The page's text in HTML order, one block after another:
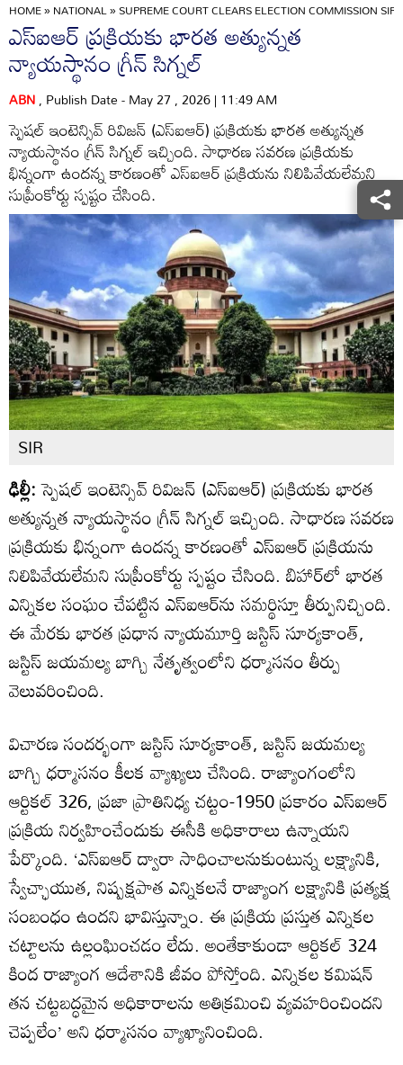
HOME»NATIONAL»SUPREME COURT CLEARS ELECTION COMMISSION SIR
ఎస్ఐఆర్ ప్రక్రియకు భారత అత్యున్నత
న్యాయస్థానం గ్రీన్ సిగ్నల్
ABN, Publish Date - May 27 , 2026 | 11:49 AM
స్పెషల్ ఇంటెన్సివ్ రివిజన్ (ఎస్ఐఆర్) ప్రక్రియకు భారత అత్యున్నత
న్యాయస్థానం గ్రీన్ సిగ్నల్ ఇచ్చింది. సాధారణ సవరణ ప్రక్రియకు
భిన్నంగా ఉందన్న కారణంతో ఎస్ఐఆర్ ప్రక్రియను నిలిపివేయలేమని
సుప్రీంకోర్టు స్పష్టం చేసింది.
SIR
ఢిల్లీ:స్పెషల్ ఇంటెన్సివ్ రివిజన్ (ఎస్ఐఆర్) ప్రక్రియకు భారత
అత్యున్నత న్యాయస్థానం గ్రీన్ సిగ్నల్ ఇచ్చింది. సాధారణ సవరణ
ప్రక్రియకు భిన్నంగా ఉందన్న కారణంతో ఎస్ఐఆర్ ప్రక్రియను
నిలిపివేయలేమని సుప్రీంకోర్టు స్పష్టం చేసింది. బిహార్‌లో భారత
ఎన్నికల సంఘం చేపట్టిన ఎస్ఐఆర్‌ను సమర్థిస్తూ తీర్పునిచ్చింది.
ఈ మేరకు భారత ప్రధాన న్యాయమూర్తి జస్టిస్ సూర్యకాంత్,
జస్టిస్ జయమల్య బాగ్చి నేతృత్వంలోని ధర్మాసనం తీర్పు
వెలువరించింది.
విచారణ సందర్భంగా జస్టిస్ సూర్యకాంత్, జస్టిస్ జయమల్య
బాగ్చి ధర్మాసనం కీలక వ్యాఖ్యలు చేసింది. రాజ్యాంగంలోని
ఆర్టికల్ 326, ప్రజా ప్రాతినిధ్య చట్టం-1950 ప్రకారం ఎస్ఐఆర్
ప్రక్రియ నిర్వహించేందుకు ఈసీకి అధికారాలు ఉన్నాయని
పేర్కొంది. ‘ఎస్ఐఆర్ ద్వారా సాధించాలనుకుంటున్న లక్ష్యానికి,
స్వేచ్ఛాయుత, నిష్పక్షపాత ఎన్నికలనే రాజ్యాంగ లక్ష్యానికి ప్రత్యక్ష
సంబంధం ఉందని భావిస్తున్నాం. ఈ ప్రక్రియ ప్రస్తుత ఎన్నికల
చట్టాలను ఉల్లంఘించడం లేదు. అంతేకాకుండా ఆర్టికల్ 324
కింద రాజ్యాంగ ఆదేశానికి జీవం పోస్తోంది. ఎన్నికల కమిషన్
తన చట్టబద్ధమైన అధికారాలను అతిక్రమించి వ్యవహరించిందని
చెప్పలేం’ అని ధర్మాసనం వ్యాఖ్యానించింది.